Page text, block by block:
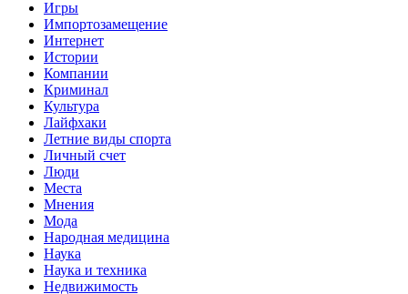
Игры
Импортозамещение
Интернет
Истории
Компании
Криминал
Культура
Лайфхаки
Летние виды спорта
Личный счет
Люди
Места
Мнения
Мода
Народная медицина
Наука
Наука и техника
Недвижимость